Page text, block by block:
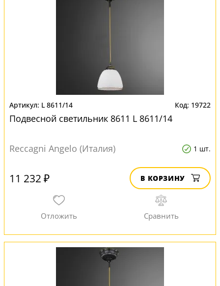
L 8611/14 19722
Подвесной светильник 8611 L 8611/14
Reccagni Angelo (Италия) 1 шт.
11 232 ₽ В КОРЗИНУ